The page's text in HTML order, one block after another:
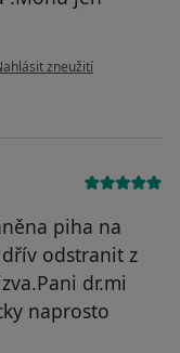
názoru uživatele
zneužití
piha na
odstranit z
dr.mi
naprosto